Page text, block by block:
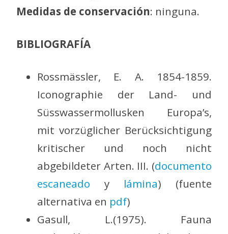
Medidas de conservación: ninguna.
BIBLIOGRAFÍA
Rossmässler, E. A. 1854-1859.
Iconographie der Land- und
Süsswassermollusken Europa’s,
mit vorzüglicher Berücksichtigung
kritischer und noch nicht
abgebildeter Arten. III. (documento
escaneado y lámina) (fuente
alternativa en pdf)
Gasull, L.(1975). Fauna